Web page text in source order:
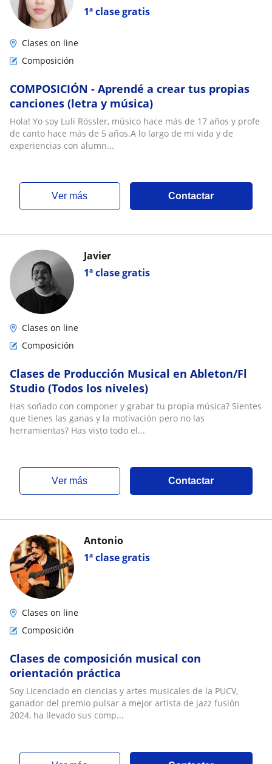
1ª clase gratis
Clases on line
Composición
COMPOSICIÓN - Aprendé a crear tus propias
canciones (letra y música)
Hola! Yo soy Luli Rössler, músico hace más de 17 años y profe
de canto hace más de 5 años.A lo largo de mi vida y de
experiencias con alumn...
ver más Contactar
1ª clase gratis
Javier
Clases on line
Composición
Clases de Producción Musical en Ableton/Fl
Studio (Todos los niveles)
Has soñado con componer y grabar tu propia música? Sientes
que tienes las ganas y la motivación pero no las
herramientas? Has visto todo el...
ver más Contactar
1ª clase gratis
Antonio
Clases on line
Composición
Clases de composición musical con
orientación práctica
Soy Licenciado en ciencias y artes musicales de la PUCV,
ganador del premio pulsar a mejor artista de jazz fusión
2024, ha llevado sus comp...